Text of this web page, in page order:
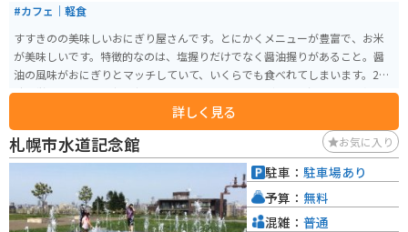
#カフェ｜軽食
すすきのの美味しいおにぎり屋さんです。とにかくメニューが豊富で、お米
が美味しいです。特徴的なのは、塩握りだけでなく醤油握りがあること。醤
油の風味がおにぎりとマッチしていて、いくらでも食べれてしまいます。24
時間営業なので、早朝の朝食にももってこいです。どれも具沢山で、札幌に
詳しく見る
札幌市水道記念館 お気に入り
駐車： 駐車場あり
予算： 無料
混雑： 普通